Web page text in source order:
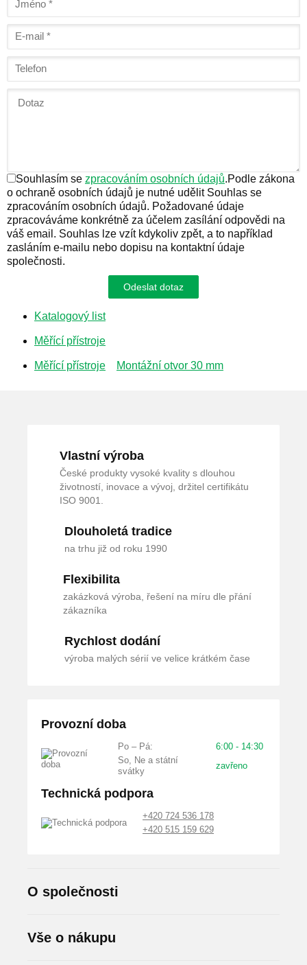
Souhlasím se zpracováním osobních údajů.Podle zákona
o ochraně osobních údajů je nutné udělit Souhlas se
zpracováním osobních údajů. Požadované údaje
zpracováváme konkrétně za účelem zasílání odpovědi na
váš email. Souhlas lze vzít kdykoliv zpět, a to například
zasláním e-mailu nebo dopisu na kontaktní údaje
společnosti.
Odeslat dotaz
Katalogový list
Měřící přístroje
Měřící přístroje Montážní otvor 30 mm
Vlastní výroba
České produkty vysoké kvality s dlouhou
životností, inovace a vývoj, držitel certifikátu
ISO 9001.
Dlouholetá tradice
na trhu již od roku 1990
Flexibilita
zakázková výroba, řešení na míru dle přání
zákazníka
Rychlost dodání
výroba malých sérií ve velice krátkém čase
Provozní doba
Po – Pá:
6:00 - 14:30
So, Ne a státní
svátky
zavřeno
Technická podpora
+420 724 536 178
+420 515 159 629
O společnosti
Vše o nákupu